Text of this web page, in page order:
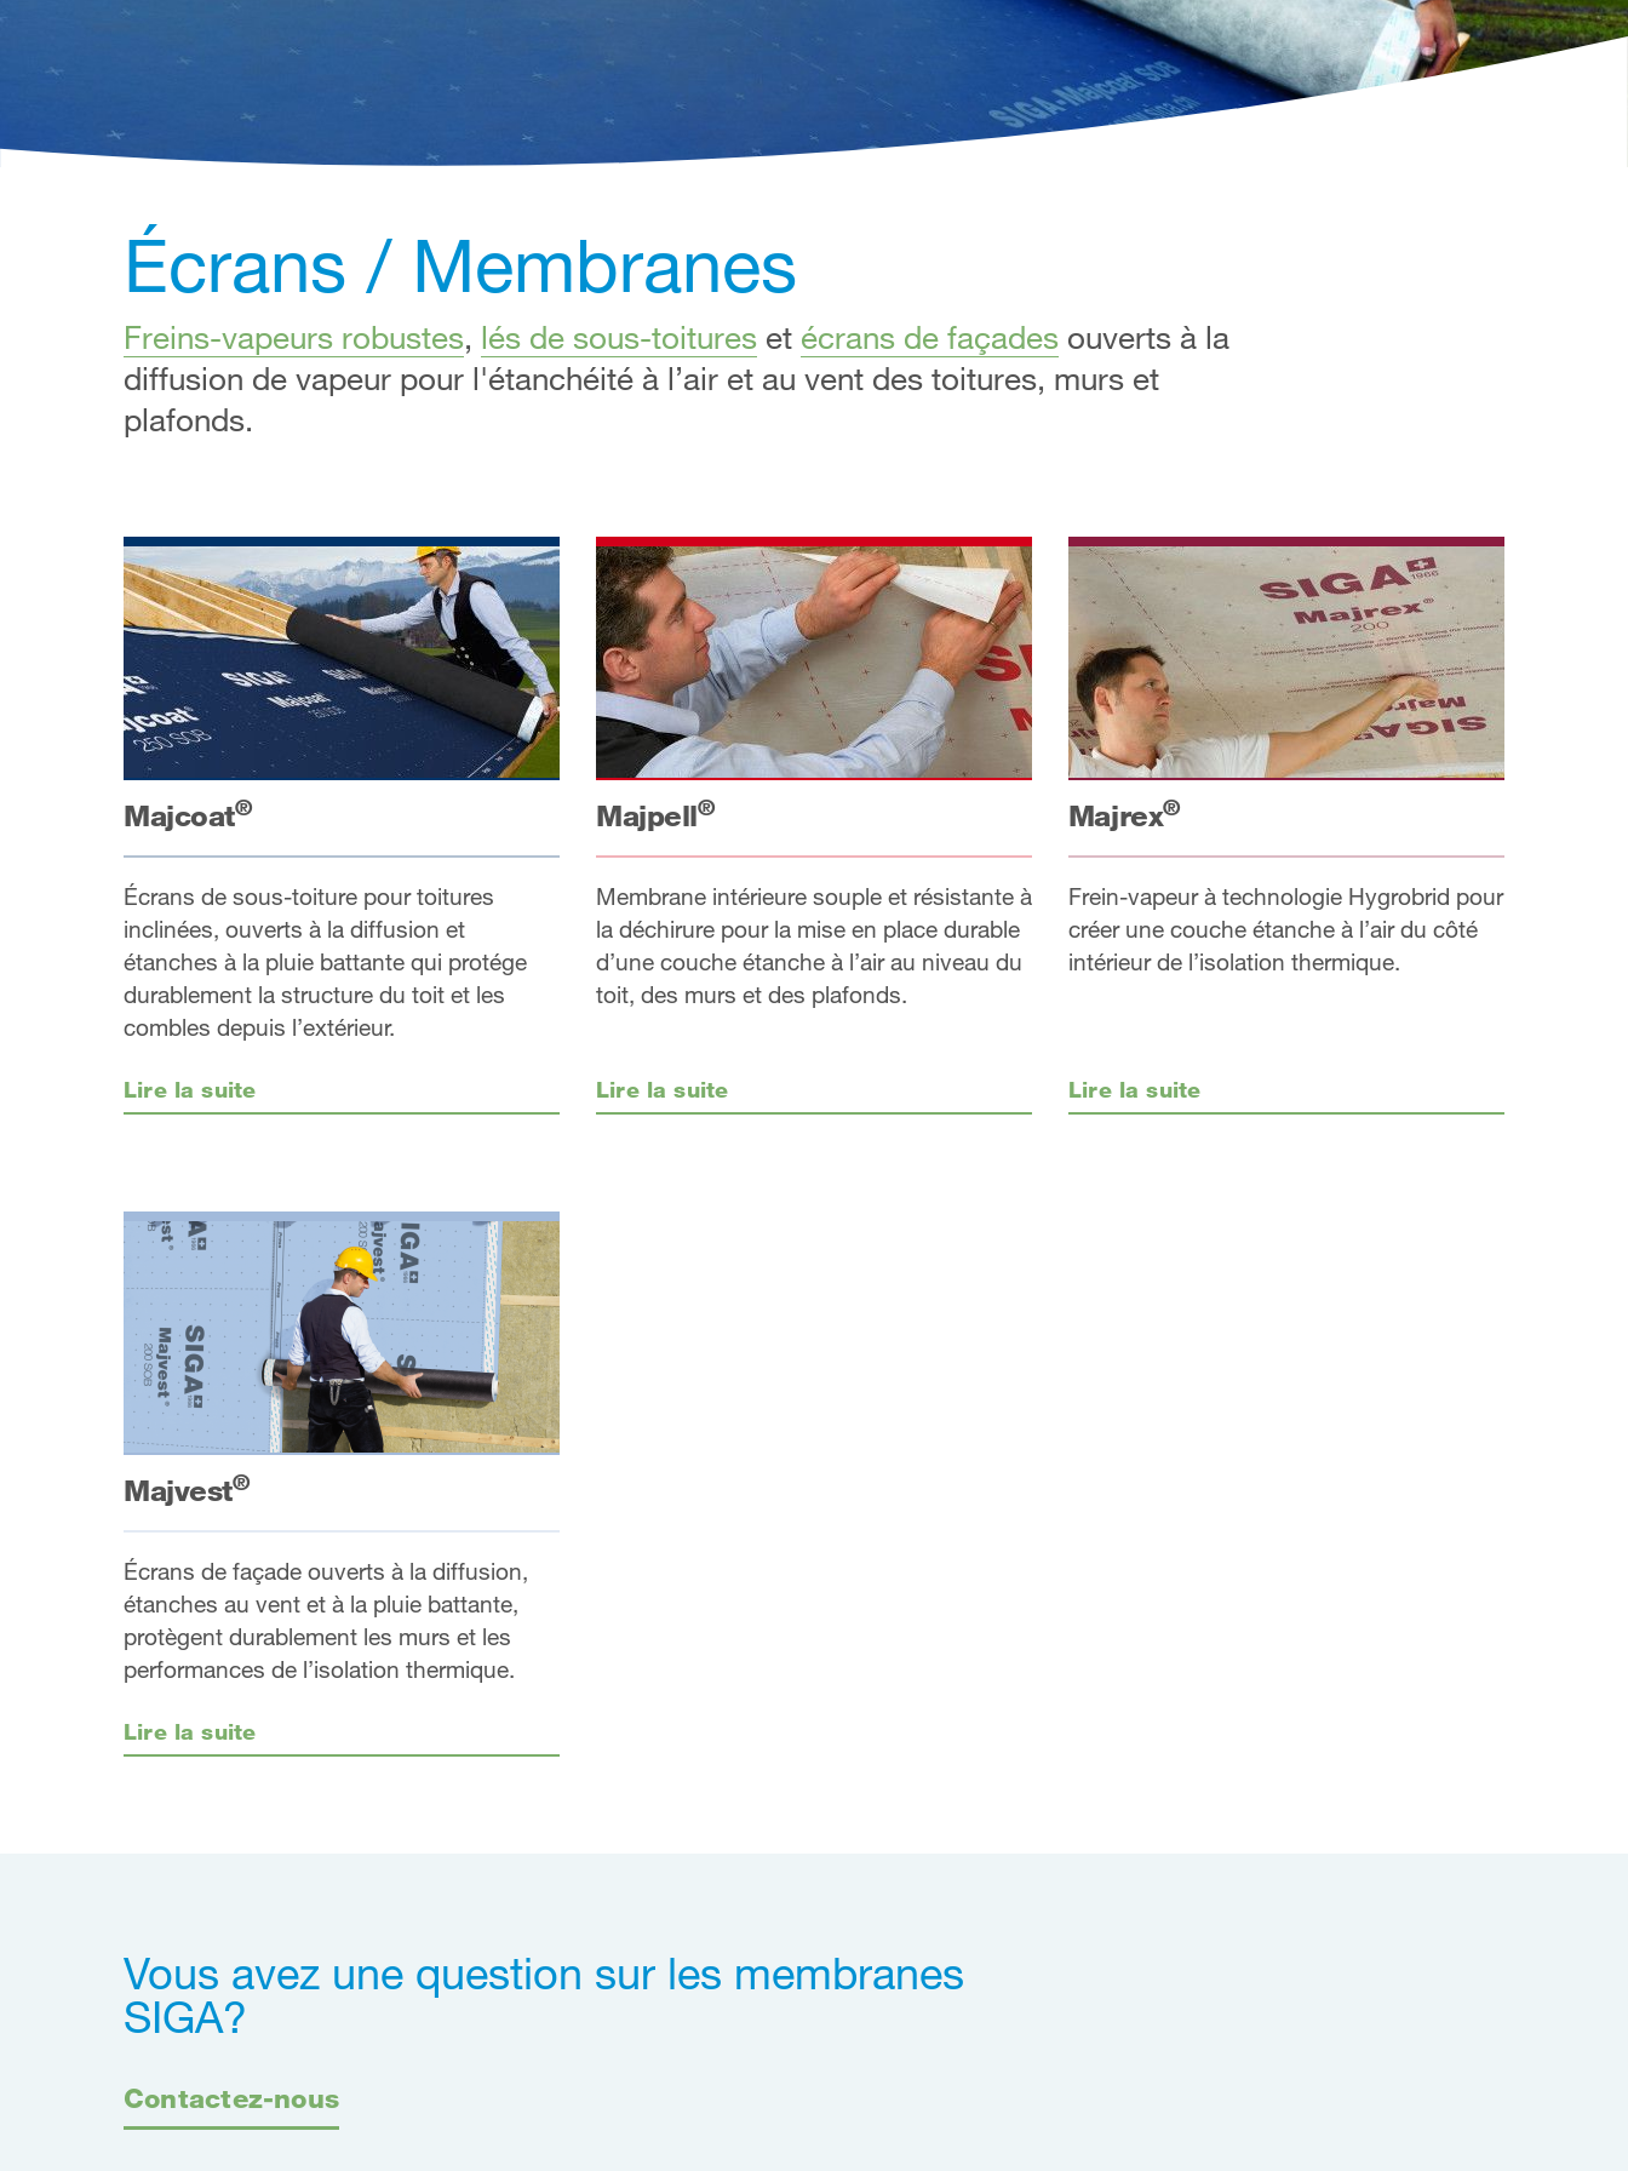
Écrans / Membranes
Freins-vapeurs robustes, lés de sous-toitures et écrans de façades ouverts à la
diffusion de vapeur pour l'étanchéité à l’air et au vent des toitures, murs et
plafonds.
Majcoat®
Écrans de sous-toiture pour toitures
inclinées, ouverts à la diffusion et
étanches à la pluie battante qui protége
durablement la structure du toit et les
combles depuis l’extérieur.
Lire la suite
Majpell®
Membrane intérieure souple et résistante à
la déchirure pour la mise en place durable
d’une couche étanche à l’air au niveau du
toit, des murs et des plafonds.
Lire la suite
Majrex®
Frein-vapeur à technologie Hygrobrid pour
créer une couche étanche à l’air du côté
intérieur de l’isolation thermique.
Lire la suite
Majvest®
Écrans de façade ouverts à la diffusion,
étanches au vent et à la pluie battante,
protègent durablement les murs et les
performances de l’isolation thermique.
Lire la suite
Vous avez une question sur les membranes
SIGA?
Contactez-nous